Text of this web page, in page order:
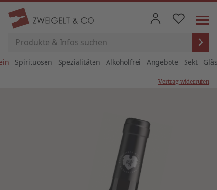
Spirituosen Spezialitäten Alkoholfrei Angebote Sekt
Vertrag widerrufen